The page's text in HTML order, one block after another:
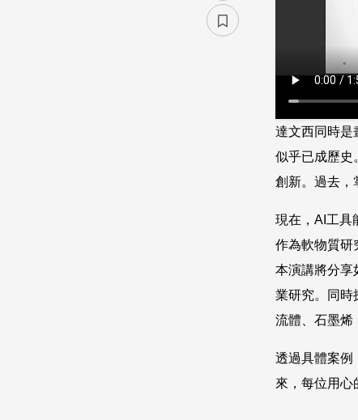
達文西同時是
似乎已成歷史
創新。過去，
現在，AI工具
作為軟物質研
本演講將分享
業研究。同時
流體、石墨烯
透過具體案例
來，每位用心